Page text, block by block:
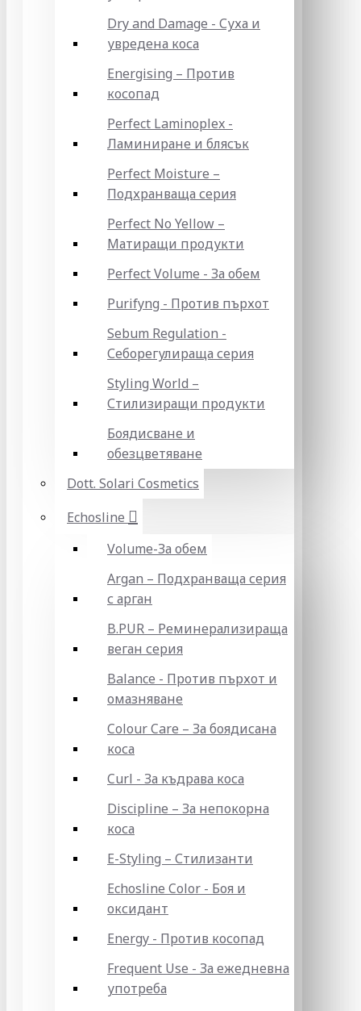
Dry and Damage - Суха и
увредена коса
Energising – Против
косопад
Perfect Laminoplex -
Ламиниране и блясък
Perfect Moisture –
Подхранваща серия
Perfect No Yellow –
Матиращи продукти
Perfect Volume - За обем
Purifyng - Против пърхот
Sebum Regulation -
Себорегулираща серия
Styling World –
Стилизиращи продукти
Боядисване и
обезцветяване
Dott. Solari Cosmetics
Echosline
Volume-За обем
Argan – Подхранваща серия
с арган
B.PUR – Реминерализираща
веган серия
Balance - Против пърхот и
омазняване
Colour Care – За боядисана
коса
Curl - За къдрава коса
Discipline – За непокорна
коса
E-Styling – Стилизанти
Echosline Color - Боя и
оксидант
Energy - Против косопад
Frequent Use - За ежедневна
употреба